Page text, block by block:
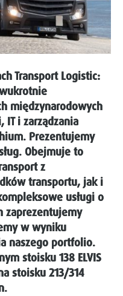
Transport Logistic:
międzynarodowych
i zarządzania
Prezentujemy
Obejmuje to
z
transportu, jak i
usługi o
zaprezentujemy
w wyniku
naszego portfolio.
stoisku 138 ELVIS
stoisku 213/314